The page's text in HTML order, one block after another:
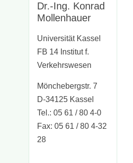
Dr.-Ing. Konrad
Mollenhauer
Universität Kassel
FB 14 Institut f.
Verkehrswesen
Mönchebergstr. 7
D-34125 Kassel
Tel.: 05 61 / 80 4-0
Fax: 05 61 / 80 4-32
28